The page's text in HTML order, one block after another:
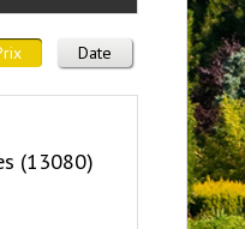
Date
(13080)